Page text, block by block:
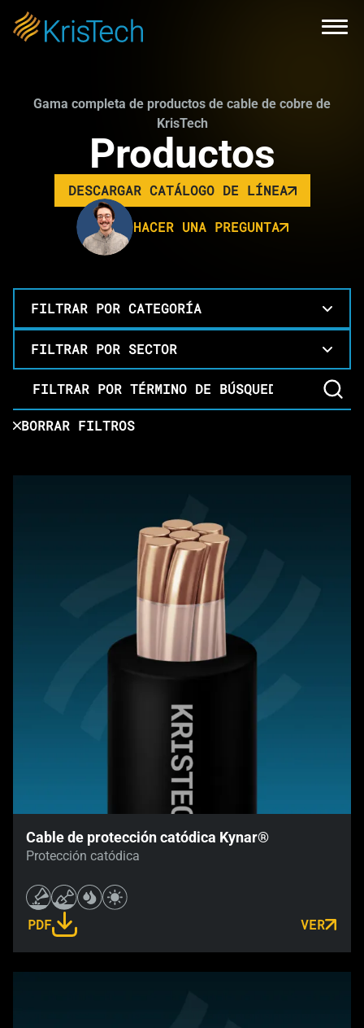
Skip to main content
Gama completa de productos de cable de cobre de
KrisTech
Productos
LINK OPENS IN A NEW TAB
DESCARGAR CATÁLOGO DE LÍNEA
HACER UNA PREGUNTA
FILTRAR POR CATEGORÍA
FILTRAR POR SECTOR
BORRAR FILTROS
Cable de protección catódica Kynar®
Protección catódica
LINK OPENS IN A NEW TAB
PDF VER